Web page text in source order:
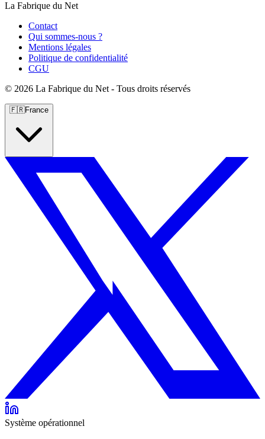
La Fabrique du Net
Contact
Qui sommes-nous ?
Mentions légales
Politique de confidentialité
CGU
© 2026 La Fabrique du Net - Tous droits réservés
🇫🇷France
Système opérationnel